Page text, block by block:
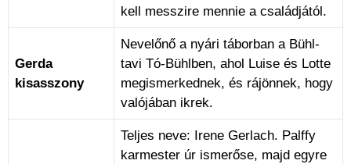
kell messzire mennie a családjától.
Gerda
kisasszony
Nevelőnő a nyári táborban a Bühl-
tavi Tó-Bühlben, ahol Luise és Lotte
megismerkednek, és rájönnek, hogy
valójában ikrek.
Teljes neve: Irene Gerlach. Palffy
karmester úr ismerőse, majd egyre